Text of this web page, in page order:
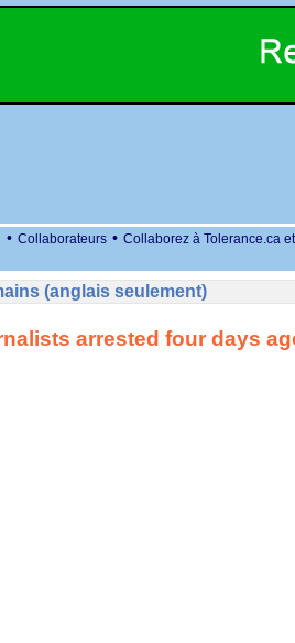
• Collaborateurs • Collaborez à Tolerance.ca
(anglais seulement)
arrested four days